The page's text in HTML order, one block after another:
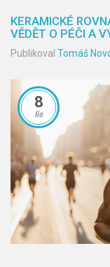
KERAMICKÉ
VĚDĚT O PÉČI A
Publikoval Tomáš
8
lis